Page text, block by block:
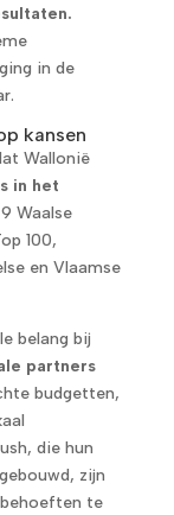
in de
kansen
Wallonië
in het
Waalse
100,
en Vlaamse
belang bij
partners
budgetten,
die hun
zijn
te